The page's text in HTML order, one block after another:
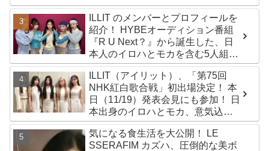
ILLIT のメンバーとプロフィールを
紹介！ HYBEオーディション番組
『R U Next？』から誕生した、日
本人のイロハとモカを含む5人組ガ
ールズグループ！ デビュー曲
「Magnetic」がいきなりの大ヒッ
ト
ILLIT（アイリット）、「第75回
NHK紅白歌合戦」初出場決定！ 本
日（11/19）発表会見にも参加！ 日
本出身のイロハとモカ、意気込み
を語る「ずっと夢見てたステー
ジ…嬉しくて光栄」
気になる食生活を大公開！ LE
SSERAFIM カズハ、圧倒的な美ボ